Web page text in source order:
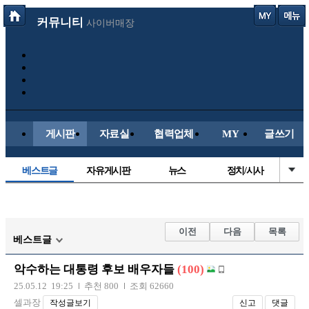
커뮤니티 사이버매장
게시판 자료실 협력업체 MY 글쓰기
베스트글 자유게시판 뉴스 정치/시사
해외축구
국내축구
베스트글
이전 다음 목록
악수하는 대통령 후보 배우자들 (100)
25.05.12 19:25 추천 800
조회 62660
셀과장
작성글보기 신고 댓글